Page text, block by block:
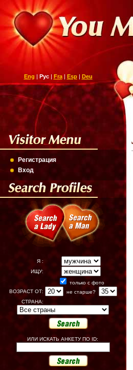
Eng | Рус| Fra| Esp| Deu
Регистрация
Вход
Я :
ИЩУ:
только с фото
ВОЗРАСТ ОТ:
не старше?
СТРАНА:
ИЛИ ИСКАТЬ АНКЕТУ ПО ID: